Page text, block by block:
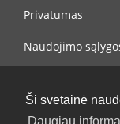
Ši svetainė
Privatumas
Naudojimo